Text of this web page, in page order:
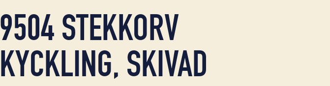
9504 STEKKORV
KYCKLING, SKIVAD